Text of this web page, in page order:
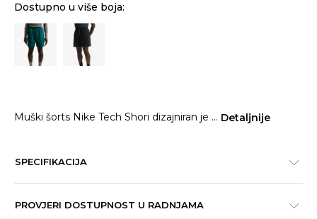
Dostupno u više boja:
Muški šorts Nike Tech Shori dizajniran je ... Detaljnije
SPECIFIKACIJA
PROVJERI DOSTUPNOST U RADNJAMA